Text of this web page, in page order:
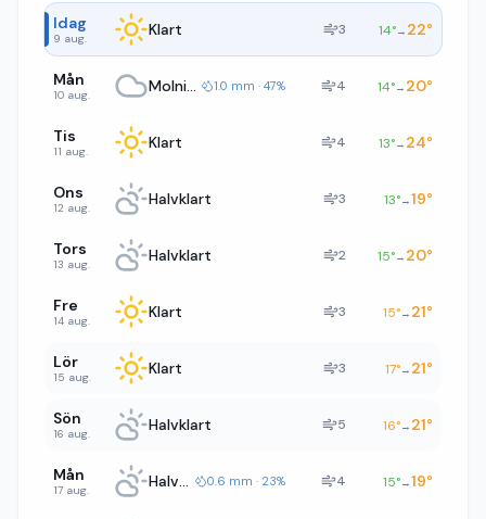
Idag
9 aug. Klart 3 14°→ 22°
Mån
10 aug. Molnigt 1.0 mm · 47% 4 14°→ 20°
Tis
11 aug. Klart 4 13°→ 24°
Ons
12 aug. Halvklart 3 13°→19°
Tors
13 aug. Halvklart 2 15°→ 20°
Fre
14 aug. Klart 3 15°→ 21°
Lör
15 aug. Klart 3 17°→ 21°
Sön
16 aug. Halvklart 5 16°→ 21°
Mån
17 aug. Halvklart 0.6 mm · 23% 4 15°→19°